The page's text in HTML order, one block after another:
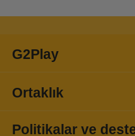
G2Play
Ortaklık
Politikalar ve